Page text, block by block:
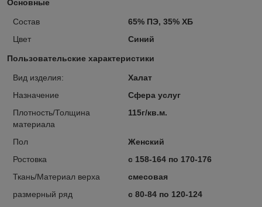
Основные
Состав
65% ПЭ, 35% ХБ
Цвет
Синий
Пользовательские характеристики
Вид изделия:
Халат
Назначение
Сфера услуг
Плотность/Толщина
материала
115г/кв.м.
Пол
Женский
Ростовка
с 158-164 по 170-176
Ткань/Материал верха
смесовая
размерный ряд
с 80-84 по 120-124